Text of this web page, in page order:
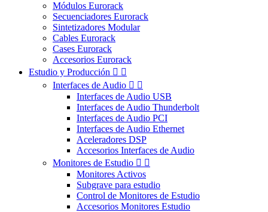
Módulos Eurorack
Secuenciadores Eurorack
Sintetizadores Modular
Cables Eurorack
Cases Eurorack
Accesorios Eurorack
Estudio y Producción  
Interfaces de Audio  
Interfaces de Audio USB
Interfaces de Audio Thunderbolt
Interfaces de Audio PCI
Interfaces de Audio Ethernet
Aceleradores DSP
Accesorios Interfaces de Audio
Monitores de Estudio  
Monitores Activos
Subgrave para estudio
Control de Monitores de Estudio
Accesorios Monitores Estudio